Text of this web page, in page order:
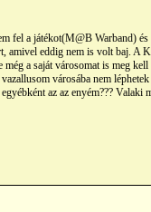
fel a játékot(M@B Warband)
amivel eddig nem is volt baj.
a saját városomat is meg
városába nem
az az enyém???